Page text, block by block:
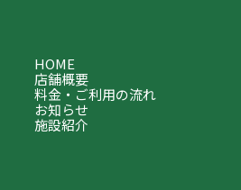
HOME
店舗概要
料金・ご利用の流れ
お知らせ
施設紹介